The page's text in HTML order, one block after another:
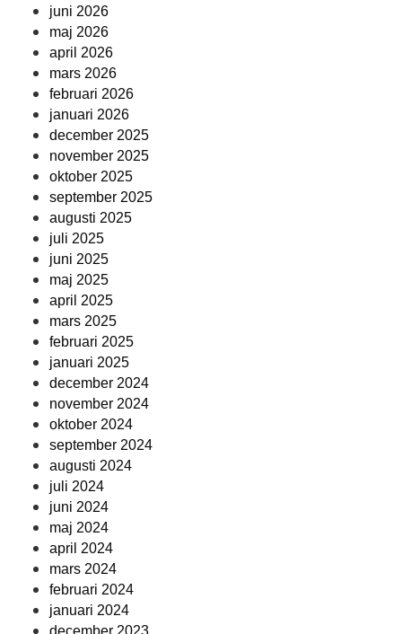
juni 2026
maj 2026
april 2026
mars 2026
februari 2026
januari 2026
december 2025
november 2025
oktober 2025
september 2025
augusti 2025
juli 2025
juni 2025
maj 2025
april 2025
mars 2025
februari 2025
januari 2025
december 2024
november 2024
oktober 2024
september 2024
augusti 2024
juli 2024
juni 2024
maj 2024
april 2024
mars 2024
februari 2024
januari 2024